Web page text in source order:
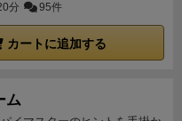
分 95件
カートに追加する
ム